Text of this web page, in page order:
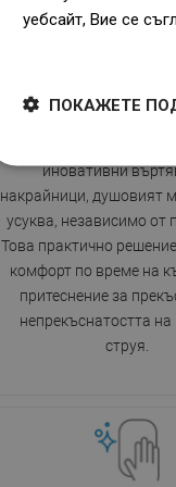
Безусук
иновативни
накрайници, душовият
усуква, независимо от
Това практично
комфорт по време на
притеснение за
непрекъснатостта
струя.
уебсайт, Вие се
ПОКАЖЕТЕ